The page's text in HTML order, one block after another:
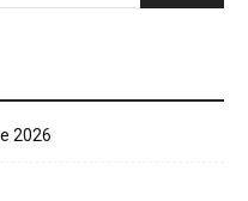
2026